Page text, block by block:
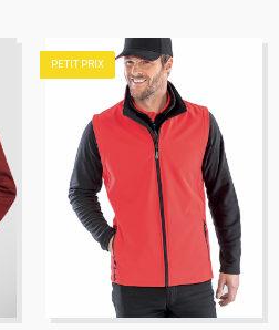
PETIT PRIX